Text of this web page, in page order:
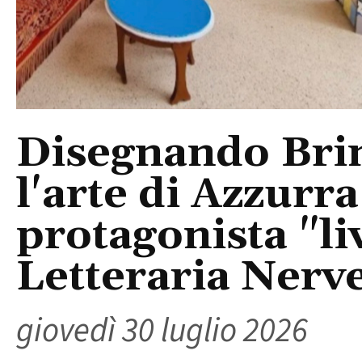
Disegnando
l'arte di
protagonista
Letteraria
giovedì 30 luglio 2026